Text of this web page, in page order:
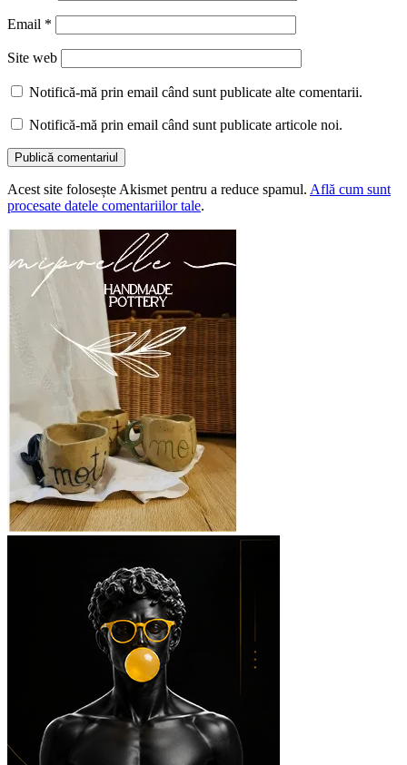
Email *
Site web
Notifică-mă prin email când sunt publicate alte comentarii.
Notifică-mă prin email când sunt publicate articole noi.
Acest site folosește Akismet pentru a reduce spamul. Află cum sunt
procesate datele comentariilor tale.